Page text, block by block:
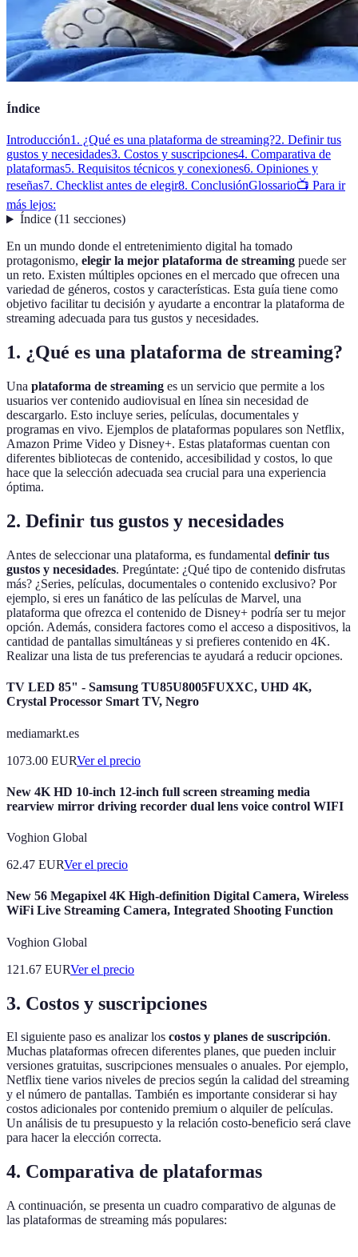
Índice
Introducción1. ¿Qué es una plataforma de streaming?2. Definir tus
gustos y necesidades3. Costos y suscripciones4. Comparativa de
plataformas5. Requisitos técnicos y conexiones6. Opiniones y
reseñas7. Checklist antes de elegir8. ConclusiónGlossario📺 Para ir
más lejos:
Índice(11 secciones)
En un mundo donde el entretenimiento digital ha tomado
protagonismo, elegir la mejor plataforma de streaming puede ser
un reto. Existen múltiples opciones en el mercado que ofrecen una
variedad de géneros, costos y características. Esta guía tiene como
objetivo facilitar tu decisión y ayudarte a encontrar la plataforma de
streaming adecuada para tus gustos y necesidades.
1. ¿Qué es una plataforma de streaming?
Una plataforma de streaming es un servicio que permite a los
usuarios ver contenido audiovisual en línea sin necesidad de
descargarlo. Esto incluye series, películas, documentales y
programas en vivo. Ejemplos de plataformas populares son Netflix,
Amazon Prime Video y Disney+. Estas plataformas cuentan con
diferentes bibliotecas de contenido, accesibilidad y costos, lo que
hace que la selección adecuada sea crucial para una experiencia
óptima.
2. Definir tus gustos y necesidades
Antes de seleccionar una plataforma, es fundamental definir tus
gustos y necesidades. Pregúntate: ¿Qué tipo de contenido disfrutas
más? ¿Series, películas, documentales o contenido exclusivo? Por
ejemplo, si eres un fanático de las películas de Marvel, una
plataforma que ofrezca el contenido de Disney+ podría ser tu mejor
opción. Además, considera factores como el acceso a dispositivos, la
cantidad de pantallas simultáneas y si prefieres contenido en 4K.
Realizar una lista de tus preferencias te ayudará a reducir opciones.
TV LED 85" - Samsung TU85U8005FUXXC, UHD 4K,
Crystal Processor Smart TV, Negro
mediamarkt.es
1073.00 EURVer el precio
New 4K HD 10-inch 12-inch full screen streaming media
rearview mirror driving recorder dual lens voice control WIFI
Voghion Global
62.47 EURVer el precio
New 56 Megapixel 4K High-definition Digital Camera, Wireless
WiFi Live Streaming Camera, Integrated Shooting Function
Voghion Global
121.67 EURVer el precio
3. Costos y suscripciones
El siguiente paso es analizar los costos y planes de suscripción.
Muchas plataformas ofrecen diferentes planes, que pueden incluir
versiones gratuitas, suscripciones mensuales o anuales. Por ejemplo,
Netflix tiene varios niveles de precios según la calidad del streaming
y el número de pantallas. También es importante considerar si hay
costos adicionales por contenido premium o alquiler de películas.
Un análisis de tu presupuesto y la relación costo-beneficio será clave
para hacer la elección correcta.
4. Comparativa de plataformas
A continuación, se presenta un cuadro comparativo de algunas de
las plataformas de streaming más populares: